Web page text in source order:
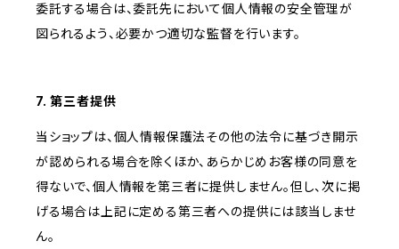
委託する場合は、委託先において個人情報の安全管理が
図られるよう、必要かつ適切な監督を行います。
7. 第三者提供
当ショップは、個人情報保護法その他の法令に基づき開示
が認められる場合を除くほか、あらかじめお客様の同意を
得ないで、個人情報を第三者に提供しません。但し、次に掲
げる場合は上記に定める第三者への提供には該当しませ
ん。